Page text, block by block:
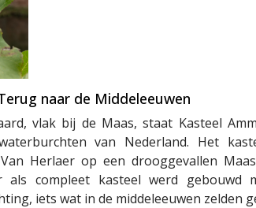
naar de Middeleeuwen
vlak bij de Maas, staat Kasteel
van Nederland. Het
Herlaer op een drooggevallen
als compleet kasteel werd gebouwd
iets wat in de middeleeuwen zelden